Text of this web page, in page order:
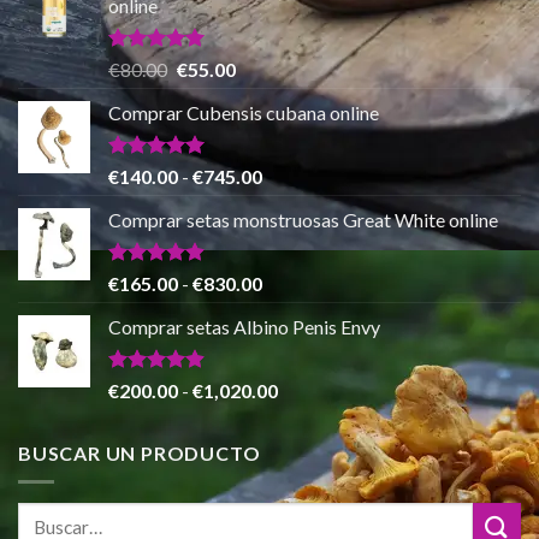
desde
€150.00
hasta
€865.00
online
Valorado
con 5.00
de 5
€80.00 El
precio
original
era:
€80.00.
€55.00El
precio
actual
€55.00.
Comprar Cubensis cubana online
Valorado
con
5.00
de 5
€140.00-€745.00Rango
de
precios:
desde
€140.00
hasta
€745.00
Comprar setas monstruosas Great White online
Valorado
de 5
€165.00 - €830.00Rango
precios:
€165.00
€830.00
Comprar setas Albino Penis Envy
Valorado
€200.00 - €1,020.00Rango
precios:
desde
€200.00
BUSCAR UN PRODUCTO